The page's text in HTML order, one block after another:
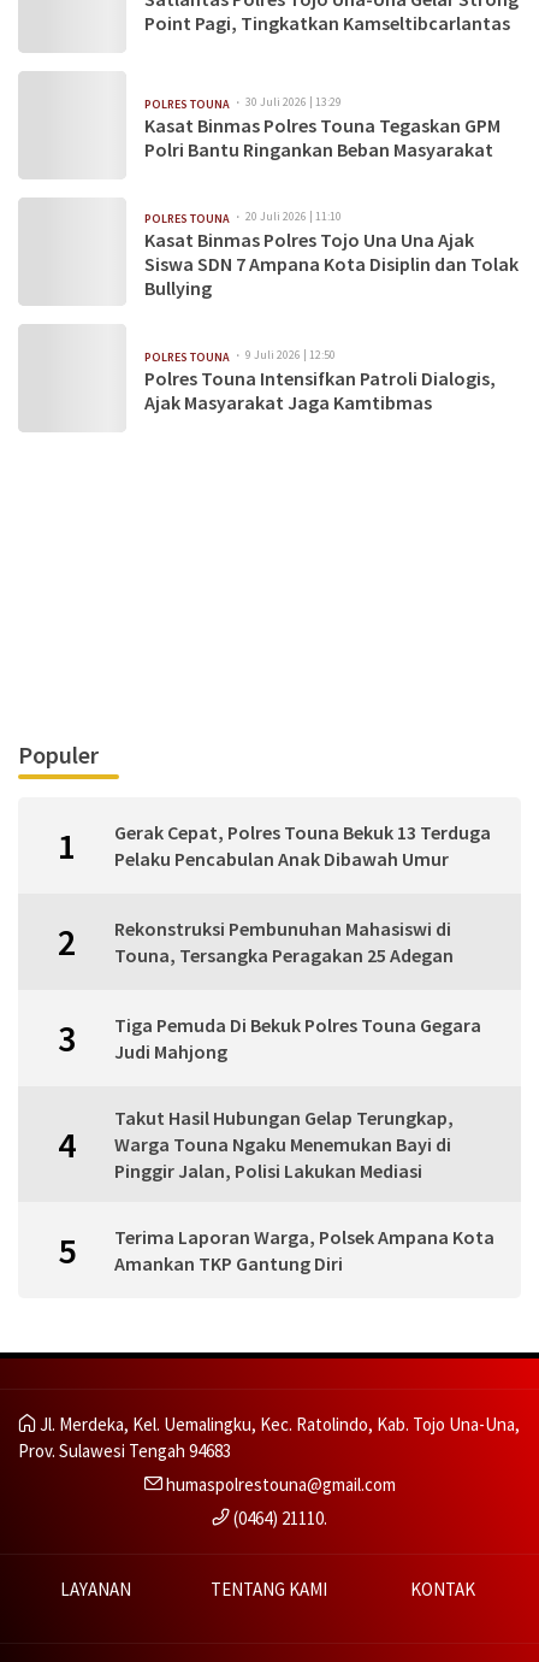
Point Pagi, Tingkatkan Kamseltibcarlantas
POLRES TOUNA 30 Juli 2026 | 13:29
Kasat Binmas Polres Touna Tegaskan GPM
Polri Bantu Ringankan Beban Masyarakat
POLRES TOUNA 20 Juli 2026 | 11:10
Kasat Binmas Polres Tojo Una Una Ajak
Siswa SDN 7 Ampana Kota Disiplin dan Tolak
Bullying
POLRES TOUNA 9 Juli 2026 | 12:50
Polres Touna Intensifkan Patroli Dialogis,
Ajak Masyarakat Jaga Kamtibmas
Populer
1
Gerak Cepat, Polres Touna Bekuk 13 Terduga
Pelaku Pencabulan Anak Dibawah Umur
2
Rekonstruksi Pembunuhan Mahasiswi di
Touna, Tersangka Peragakan 25 Adegan
3
Tiga Pemuda Di Bekuk Polres Touna Gegara
Judi Mahjong
4
Takut Hasil Hubungan Gelap Terungkap,
Warga Touna Ngaku Menemukan Bayi di
Pinggir Jalan, Polisi Lakukan Mediasi
5
Terima Laporan Warga, Polsek Ampana Kota
Amankan TKP Gantung Diri
Jl. Merdeka, Kel. Uemalingku, Kec. Ratolindo, Kab. Tojo Una-Una,
Prov. Sulawesi Tengah 94683
humaspolrestouna@gmail.com
(0464) 21110.
LAYANAN TENTANG KAMI KONTAK